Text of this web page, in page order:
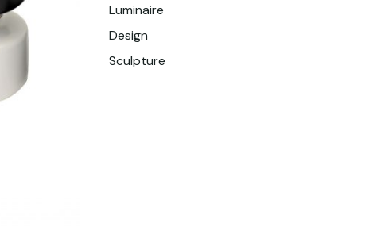
Luminaire
Design
Sculpture